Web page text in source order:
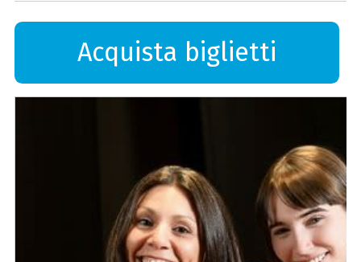
Acquista biglietti